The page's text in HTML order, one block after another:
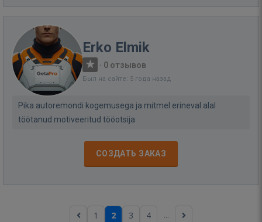
Erko Elmik
· 0 отзывов
Был на сайте: 5 года назад
Pika autoremondi kogemusega ja mitmel erineval alal
töötanud motiveeritud tööotsija
СОЗДАТЬ ЗАКАЗ
1 2 3 4 ...